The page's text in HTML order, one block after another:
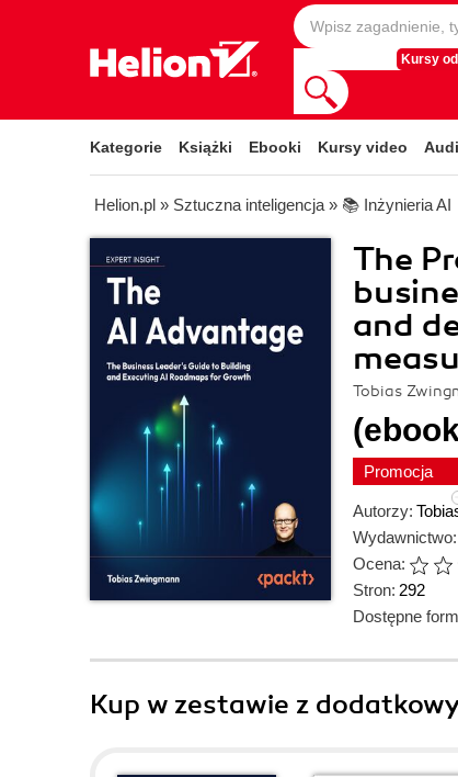
Kursy od
Kategorie Książki Ebooki Kursy video
Helion.pl » Sztuczna inteligencja » 📚 Inżynieria AI
The
and
Tobias
Promocja
Autorzy:
Wydawnictwo:
Ocena:
Stron: 292
Dostępne
Kup w zestawie z